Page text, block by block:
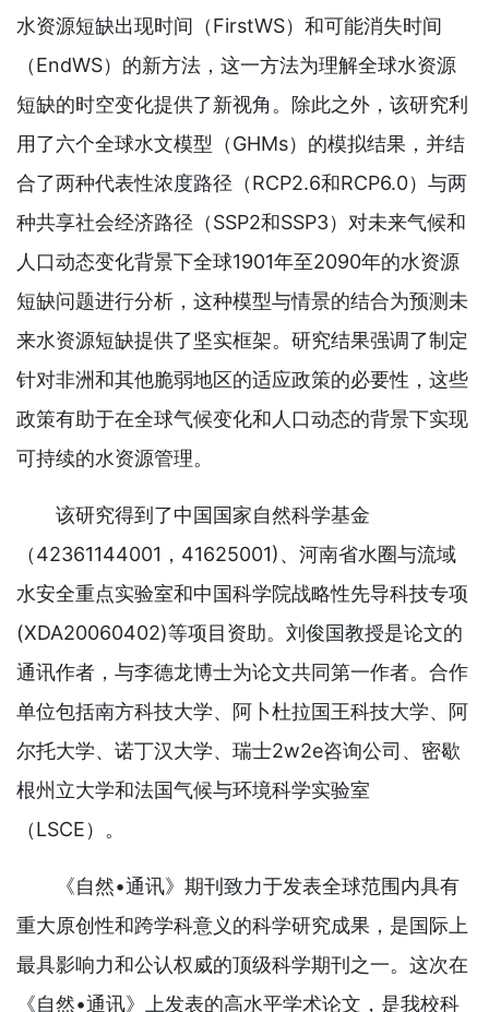
水资源短缺出现时间（FirstWS）和可能消失时间
（EndWS）的新方法，这一方法为理解全球水资源
短缺的时空变化提供了新视角。除此之外，该研究利
用了六个全球水文模型（GHMs）的模拟结果，并结
合了两种代表性浓度路径（RCP2.6和RCP6.0）与两
种共享社会经济路径（SSP2和SSP3）对未来气候和
人口动态变化背景下全球1901年至2090年的水资源
短缺问题进行分析，这种模型与情景的结合为预测未
来水资源短缺提供了坚实框架。研究结果强调了制定
针对非洲和其他脆弱地区的适应政策的必要性，这些
政策有助于在全球气候变化和人口动态的背景下实现
可持续的水资源管理。
该研究得到了中国国家自然科学基金
（42361144001，41625001)、河南省水圈与流域
水安全重点实验室和中国科学院战略性先导科技专项
(XDA20060402)等项目资助。刘俊国教授是论文的
通讯作者，与李德龙博士为论文共同第一作者。合作
单位包括南方科技大学、阿卜杜拉国王科技大学、阿
尔托大学、诺丁汉大学、瑞士2w2e咨询公司、密歇
根州立大学和法国气候与环境科学实验室
（LSCE）。
《自然•通讯》期刊致力于发表全球范围内具有
重大原创性和跨学科意义的科学研究成果，是国际上
最具影响力和公认权威的顶级科学期刊之一。这次在
《自然•通讯》上发表的高水平学术论文，是我校科